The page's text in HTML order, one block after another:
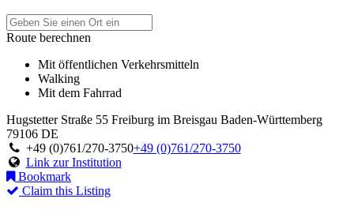
Route berechnen
Mit öffentlichen Verkehrsmitteln
Walking
Mit dem Fahrrad
Hugstetter Straße 55 Freiburg im Breisgau Baden-Württemberg
79106 DE
+49 (0)761/270-3750+49 (0)761/270-3750
Link zur Institution
Bookmark
Claim this Listing